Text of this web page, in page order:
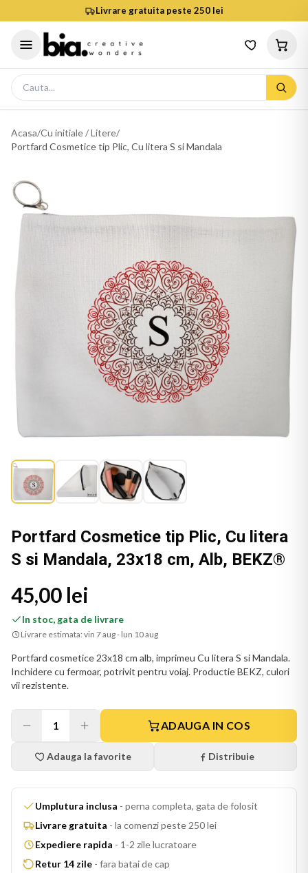
Livrare gratuita peste 250 lei
Acasa/Cu initiale / Litere/
Portfard Cosmetice tip Plic, Cu litera S si Mandala
Portfard Cosmetice tip Plic, Cu litera
S si Mandala, 23x18 cm, Alb, BEKZ®
45,00 lei
In stoc, gata de livrare
Livrare estimata: vin 7 aug - lun 10 aug
Portfard cosmetice 23x18 cm alb, imprimeu Cu litera S si Mandala.
Inchidere cu fermoar, potrivit pentru voiaj. Productie BEKZ, culori
vii rezistente.
1 ADAUGA IN COS
Adauga la favorite Distribuie
Umplutura inclusa - perna completa, gata de folosit
Livrare gratuita - la comenzi peste 250 lei
Expediere rapida - 1-2 zile lucratoare
Retur 14 zile - fara batai de cap